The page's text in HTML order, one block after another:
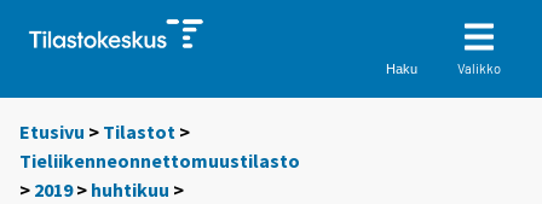
Haku Valikko
Etusivu > Tilastot >
Tieliikenneonnettomuustilasto
> 2019> huhtikuu >